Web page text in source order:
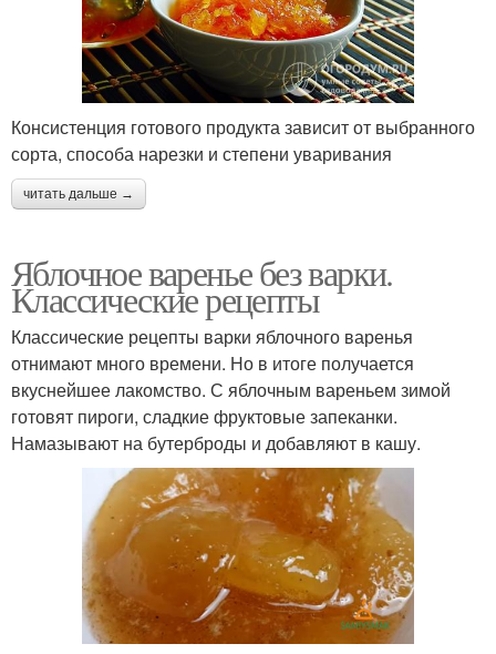
Консистенция готового продукта зависит от выбранного
сорта, способа нарезки и степени уваривания
читать дальше →
Яблочное варенье без варки.
Классические рецепты
Классические рецепты варки яблочного варенья
отнимают много времени. Но в итоге получается
вкуснейшее лакомство. С яблочным вареньем зимой
готовят пироги, сладкие фруктовые запеканки.
Намазывают на бутерброды и добавляют в кашу.